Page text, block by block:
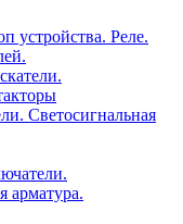
устройства. Реле.
Светосигнальная
арматура.